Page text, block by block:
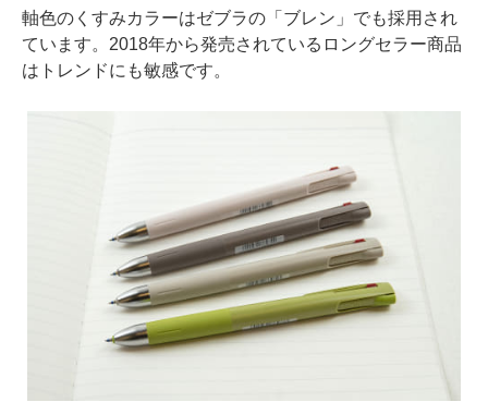
軸色のくすみカラーはゼブラの「ブレン」でも採用され
ています。2018年から発売されているロングセラー商品
はトレンドにも敏感です。